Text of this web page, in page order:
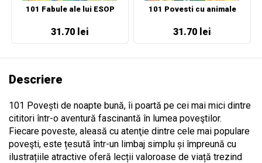
101 Fabule ale lui ESOP
31.70 lei
101 Povesti cu animale
31.70 lei
Descriere
101 Povești de noapte bună, îi poartă pe cei mai mici dintre
cititori într-o aventură fascinantă în lumea poveştilor.
Fiecare poveste, aleasă cu atenţie dintre cele mai populare
poveşti, este țesută într-un limbaj simplu și împreună cu
ilustrațiile atractive oferă lecții valoroase de viață trezind